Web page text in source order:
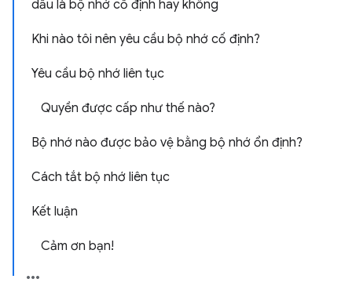
dấu là bộ nhớ cố định hay không
Khi nào tôi nên yêu cầu bộ nhớ cố định?
Yêu cầu bộ nhớ liên tục
Quyền được cấp như thế nào?
Bộ nhớ nào được bảo vệ bằng bộ nhớ ổn định?
Cách tắt bộ nhớ liên tục
Kết luận
Cảm ơn bạn!